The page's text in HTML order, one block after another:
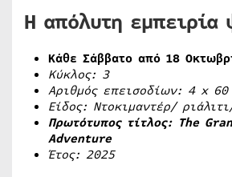
Η απόλυτη εμπειρία
Κάθε Σάββατο από 18
Κύκλος: 3
Αριθμός επεισοδίων: 4 x60
Είδος: Ντοκιμαντέρ/
Πρωτότυπος τίτλος: The
Adventure
Έτος: 2025